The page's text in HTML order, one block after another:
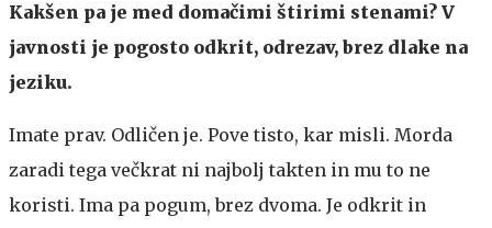
Kakšen pa je med domačimi štirimi stenami? V
javnosti je pogosto odkrit, odrezav, brez dlake na
jeziku.
Imate prav. Odličen je. Pove tisto, kar misli. Morda
zaradi tega večkrat ni najbolj takten in mu to ne
koristi. Ima pa pogum, brez dvoma. Je odkrit in